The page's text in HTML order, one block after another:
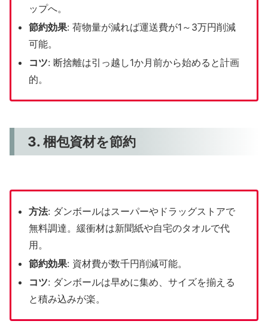
ップへ。
節約効果: 荷物量が減れば運送費が1～3万円削減
可能。
コツ: 断捨離は引っ越し1か月前から始めると計画
的。
3. 梱包資材を節約
方法: ダンボールはスーパーやドラッグストアで
無料調達。緩衝材は新聞紙や自宅のタオルで代
用。
節約効果: 資材費が数千円削減可能。
コツ: ダンボールは早めに集め、サイズを揃える
と積み込みが楽。